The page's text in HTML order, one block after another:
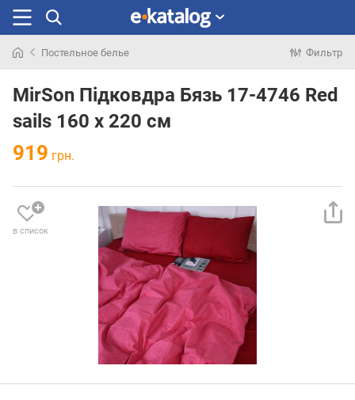
раньше
Постельное белье Фильтр
MirSon Підковдра Бязь 17-4746 Red
sails 160 x 220 см
919 грн.
в список